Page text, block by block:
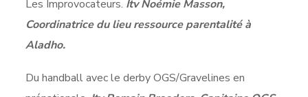
Les Improvocateurs. Itv Noémie Masson,
Coordinatrice du lieu ressource parentalité à
Aladho.
Du handball avec le derby OGS/Gravelines en